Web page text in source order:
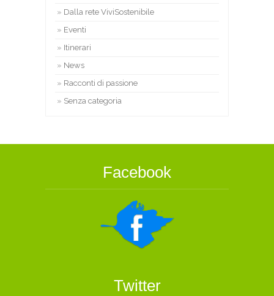
Dalla rete ViviSostenibile
Eventi
Itinerari
News
Racconti di passione
Senza categoria
Facebook
Twitter